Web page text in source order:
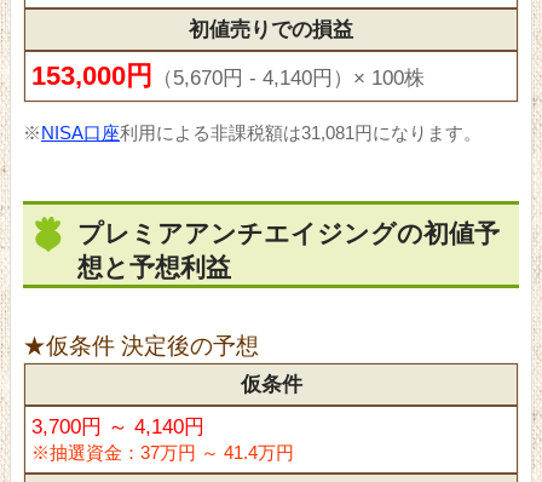
初値売りでの損益
153,000円 （5,670円 - 4,140円）× 100株
※NISA口座利用による非課税額は31,081円になります。
プレミアアンチエイジングの初値予
想と予想利益
★仮条件 決定後の予想
仮条件
3,700円 ～ 4,140円
※抽選資金：37万円 ～ 41.4万円